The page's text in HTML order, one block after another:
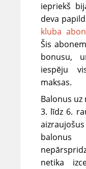
iepriekš
deva
kluba
Šis
bonusu,
iespēju
maksas.
Balonus
3. līdz 6.
balonus
netika